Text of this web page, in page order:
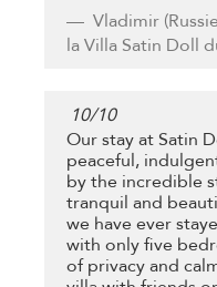
Vladimir
la Villa Satin Doll
10/10
Our stay at Satin
peaceful,
by the incredible
tranquil and
we have ever
with only five
of privacy and